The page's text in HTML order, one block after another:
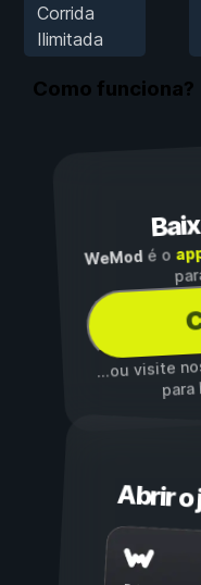
Corrida
Ilimitada
Como funciona?
WeModé o
...ou visite
Abrir